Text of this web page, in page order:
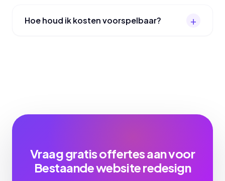
Hoe houd ik kosten voorspelbaar?
Vraag gratis offertes aan voor
Bestaande website redesign